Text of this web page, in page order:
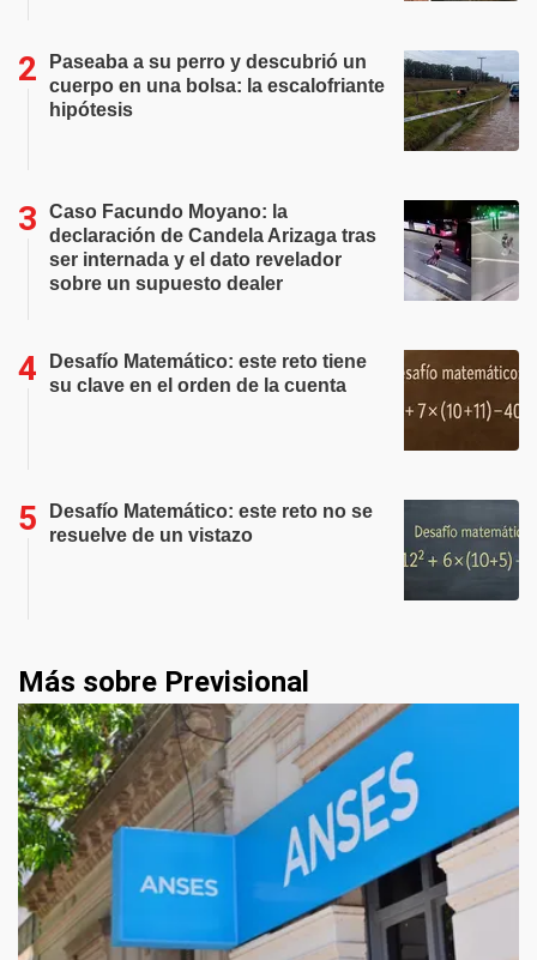
Paseaba a su perro y descubrió un
cuerpo en una bolsa: la escalofriante
hipótesis
Caso Facundo Moyano: la
declaración de Candela Arizaga tras
ser internada y el dato revelador
sobre un supuesto dealer
Desafío Matemático: este reto tiene
su clave en el orden de la cuenta
Desafío Matemático: este reto no se
resuelve de un vistazo
Más sobre Previsional